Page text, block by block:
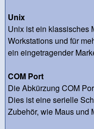
Unix
Unix ist ein klassisches
Workstations und für
ein eingetragender
COM Port
Die Abkürzung COM
Dies ist eine serielle
Zubehör, wie Maus und